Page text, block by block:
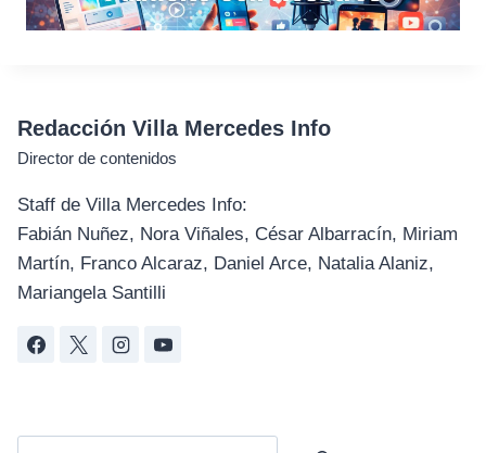
Redacción Villa Mercedes Info
Director de contenidos
Staff de Villa Mercedes Info:
Fabián Nuñez, Nora Viñales, César Albarracín, Miriam
Martín, Franco Alcaraz, Daniel Arce, Natalia Alaniz,
Mariangela Santilli